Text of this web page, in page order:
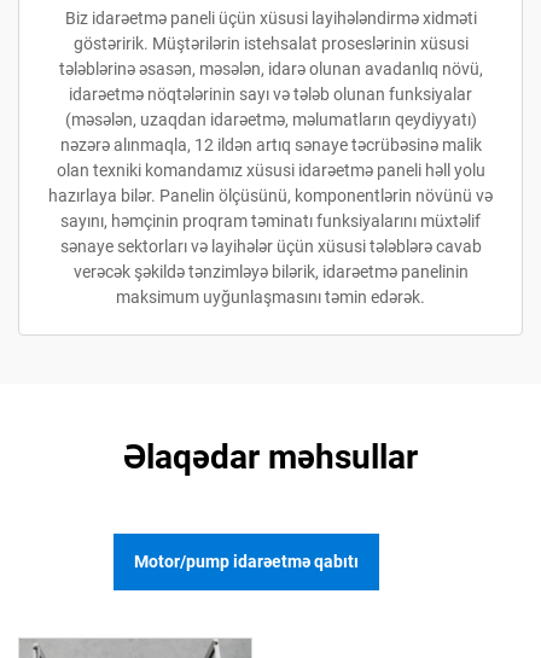
Biz idarəetmə paneli üçün xüsusi layihələndirmə xidməti
göstəririk. Müştərilərin istehsalat proseslərinin xüsusi
tələblərinə əsasən, məsələn, idarə olunan avadanlıq növü,
idarəetmə nöqtələrinin sayı və tələb olunan funksiyalar
(məsələn, uzaqdan idarəetmə, məlumatların qeydiyyatı)
nəzərə alınmaqla, 12 ildən artıq sənaye təcrübəsinə malik
olan texniki komandamız xüsusi idarəetmə paneli həll yolu
hazırlaya bilər. Panelin ölçüsünü, komponentlərin növünü və
sayını, həmçinin proqram təminatı funksiyalarını müxtəlif
sənaye sektorları və layihələr üçün xüsusi tələblərə cavab
verəcək şəkildə tənzimləyə bilərik, idarəetmə panelinin
maksimum uyğunlaşmasını təmin edərək.
Əlaqədar məhsullar
Motor/pump idarəetmə qabıtı